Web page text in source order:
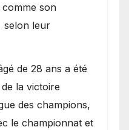
son
selon leur
de 28 ans a été
la victoire
des champions,
le championnat et